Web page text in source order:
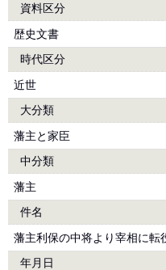
資料区分
歴史文書
時代区分
近世
大分類
藩主と家臣
中分類
藩主
件名
藩主利保の中将より宰相に転
年月日